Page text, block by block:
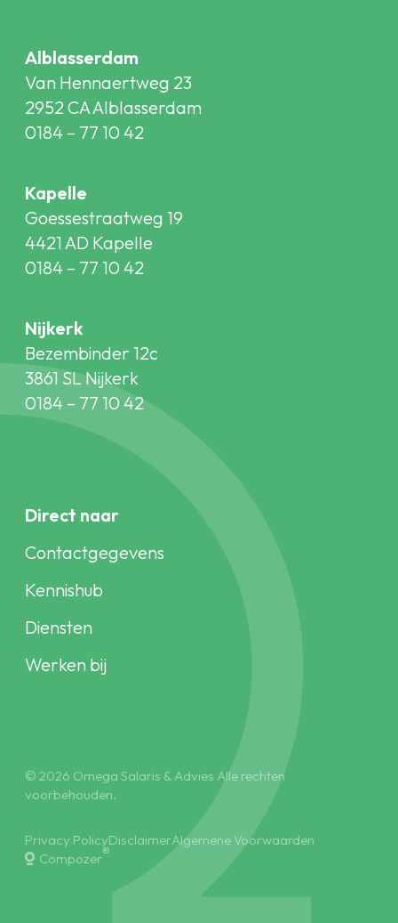
Alblasserdam
Van Hennaertweg 23
2952 CA Alblasserdam
0184 – 77 10 42
Kapelle
Goessestraatweg 19
4421 AD Kapelle
0184 – 77 10 42
Nijkerk
Bezembinder 12c
3861 SL Nijkerk
0184 – 77 10 42
Direct naar
Contactgegevens
Kennishub
Diensten
Werken bij
© 2026 Omega Salaris & Advies Alle rechten
voorbehouden.
Privacy PolicyDisclaimerAlgemene Voorwaarden
Compozer®